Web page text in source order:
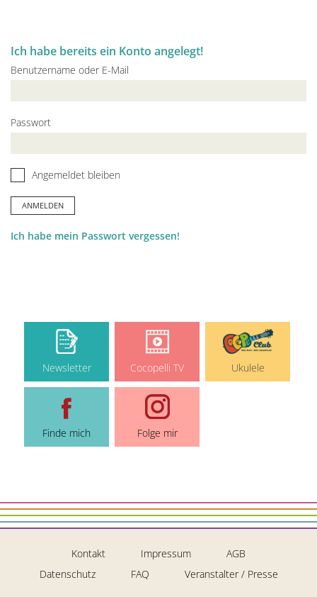
Ich habe bereits ein Konto angelegt!
Benutzername oder E-Mail
Passwort
Angemeldet bleiben
Ich habe mein Passwort vergessen!
Newsletter Cocopelli TV Ukulele
Finde mich Folge mir
Kontakt Impressum
AGB
Datenschutz
FAQ Veranstalter / Presse